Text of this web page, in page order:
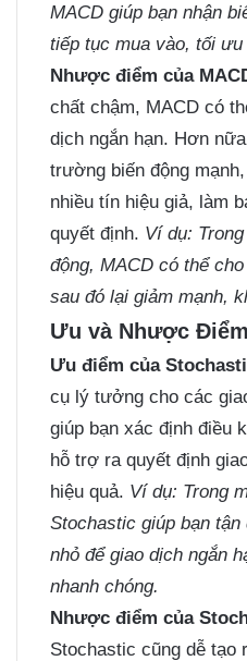
MACD giúp bạn nhận
tiếp tục mua vào, tối ưu
Nhược điểm của
chất chậm, MACD có
dịch ngắn hạn. Hơn
trường biến động
nhiều tín hiệu giả, làm
quyết định. Ví dụ:
động, MACD có thể
sau đó lại giảm mạnh,
Ưu và Nhược
Ưu điểm của
cụ lý tưởng cho các
giúp bạn xác định điều
hỗ trợ ra quyết định
hiệu quả. Ví dụ: Trong
Stochastic giúp bạn tận
nhỏ để giao dịch ngắn
nhanh chóng.
Nhược điểm của
Stochastic cũng dễ tạo